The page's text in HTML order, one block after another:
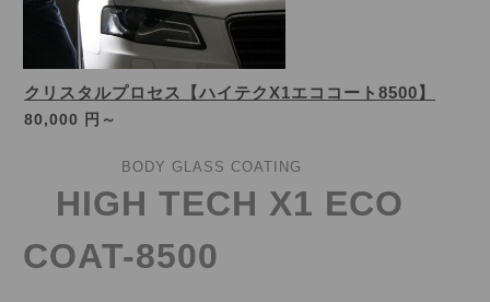
クリスタルプロセス【ハイテクX1エココート8500】
80,000 円～
BODY GLASS COATING
HIGH TECH X1 ECO
COAT-8500